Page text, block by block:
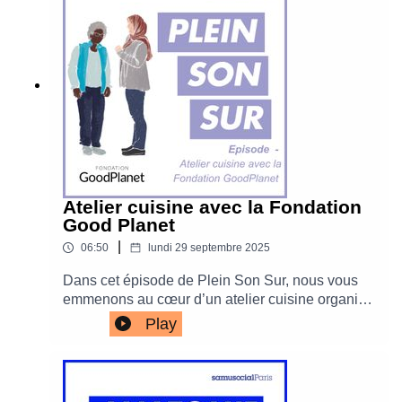
sportives et bien d’autres moments de partage.
Atelier cuisine avec la Fondation
Good Planet
06:50 lundi 29 septembre 2025
Dans cet épisode de Plein Son Sur, nous vous
emmenons au cœur d’un atelier cuisine organisé
par la Fondation GoodPlanet. L’occasion de
découvrir comment cuisiner de manière durable,
moment festif et convivial. Entre saveurs, recettes
et échanges, la cuisine devient un véritable
Play